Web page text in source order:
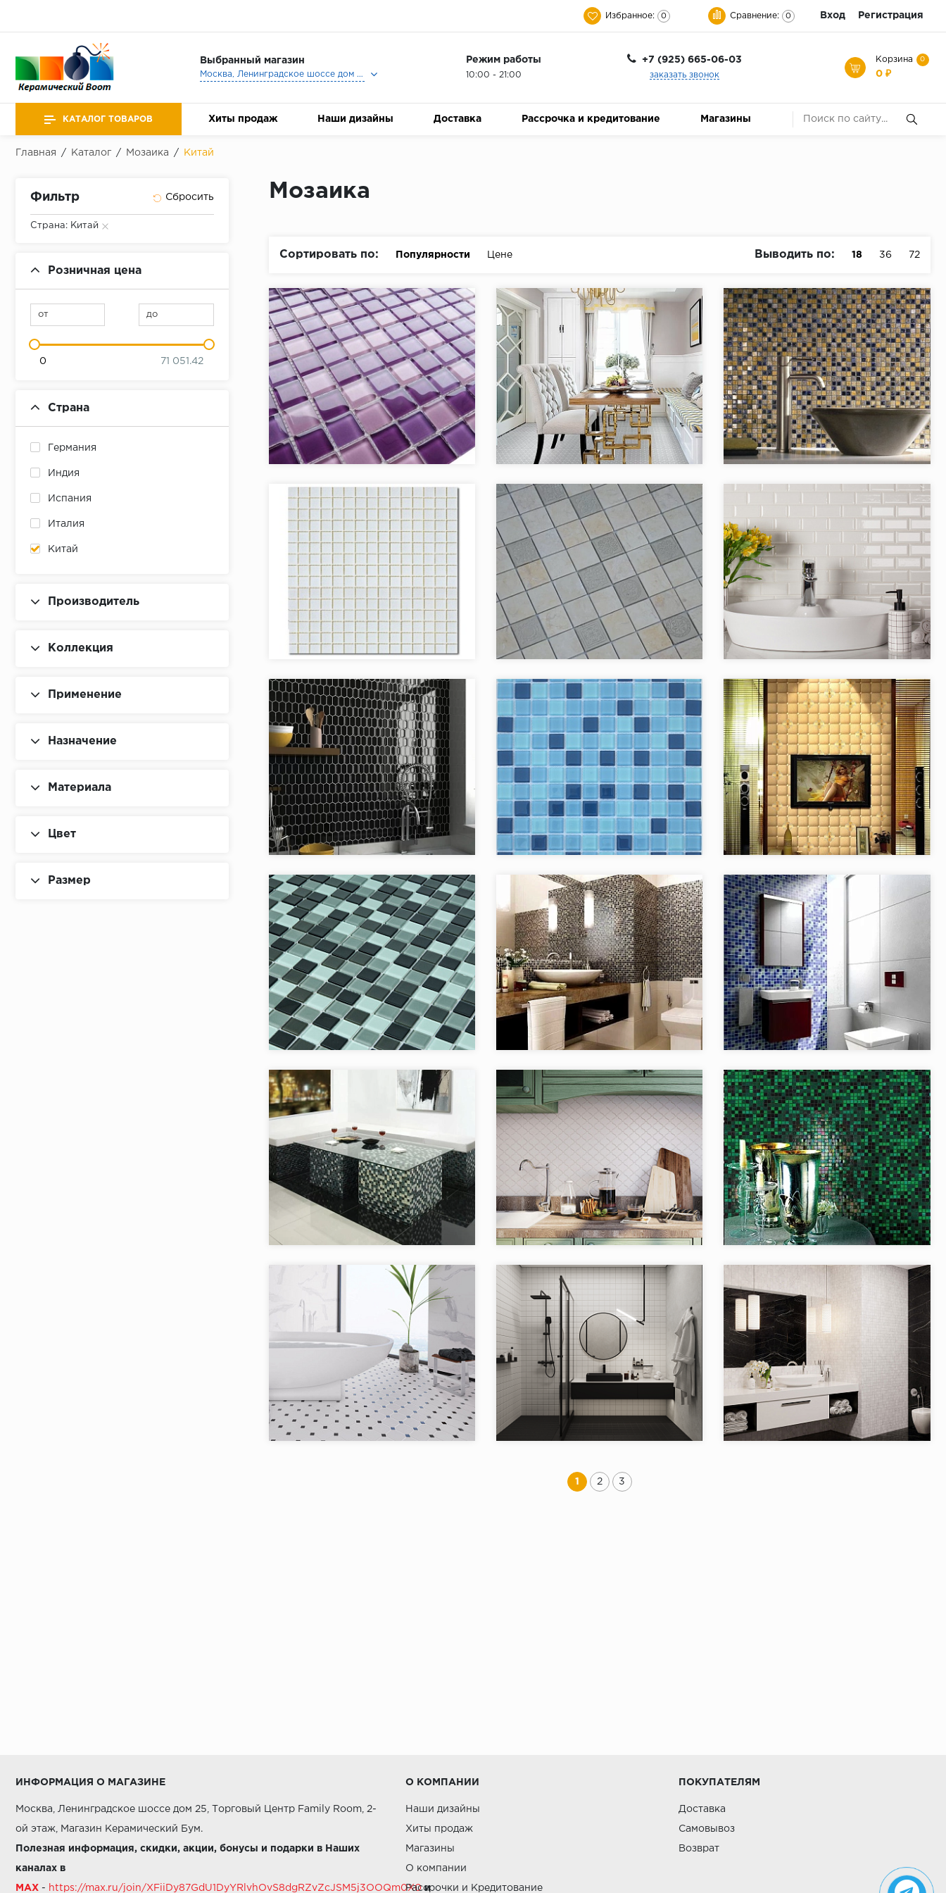
Избранное: 0 Сравнение: 0 Вход Регистрация
Выбранный магазин
Москва, Ленинградское шоссе дом 25, Торговый Центр Family Room, 2-ой этаж, Магазин Керамический Бум.
Режим работы
10:00 - 21:00
+7 (925) 665-06-03
заказать звонок
Корзина 0
0 ₽
КАТАЛОГ ТОВАРОВ Хиты продаж Наши дизайны Доставка Рассрочка и кредитование Магазины
Главная / Каталог / Мозаика / Китай
Фильтр
Страна: Китай
Розничная цена
от до
0 71 051.42
Страна
Германия
Индия
Испания
Италия
Китай
Производитель
Коллекция
Применение
Назначение
Материала
Цвет
Размер
Мозаика
Сортировать по: Популярности Цене Выводить по: 18 36 72
Коллекция: Acquarelle
Бренд: Caramelle LeeDo
Товаров в коллекции:
Коллекция: ALBION StarMosaic
Бренд: Starmosaic
Товаров в коллекции:
Коллекция: Antichita Classica
Бренд: Caramelle LeeDo
Товаров в коллекции: 4
Коллекция: Aquatica - Смеси 2x2
Бренд:
Товаров в коллекции:
Коллекция: Art Stone
Бренд: Caramelle LeeDo
Товаров в коллекции: 8
Коллекция: BRICK & METRO StarMosaic
Бренд: Starmosaic
Товаров в коллекции: 6
Коллекция: Candylike
Бренд: Caramelle LeeDo
Товаров в коллекции: 2 Товаров в коллекции: 128
Коллекция: CERAMIC series
Бренд: NS-Mosaic
Товаров в коллекции: 59
Коллекция: Crystal Glass Pixmosaic
Бренд: Pixmosaic
Товаров в коллекции:
Коллекция: CRYSTAL series
Бренд: NS-Mosaic
Товаров в коллекции: 43
Коллекция: ECONOM series
Бренд: NS-Mosaic
Товаров в коллекции: 50
EXCLUSIVE series
NS-Mosaic
71
Коллекция:
FAN & LATERN & PENNY
ROUND StarMosaic
Бренд: Starmosaic
Товаров в коллекции:
Коллекция: GOLDEN series
Бренд: NS-Mosaic
13
Коллекция:
HEX+OCTAGON+TRIANGOLO
StarMosaic
Бренд: Starmosaic
Коллекция:
HOMEWORK 10х10 см
StarMosaic
Бренд: Starmosaic
Товаров в коллекции:
Коллекция:
HOMEWORK 5х5 см
StarMosaic
Бренд: Starmosaic
1
2 3
ИНФОРМАЦИЯ О МАГАЗИНЕ
Москва, Ленинградское шоссе дом 25, Торговый Центр Family Room, 2-
ой этаж, Магазин Керамический Бум.
Полезная информация, скидки, акции, бонусы и подарки в Наших
каналах в
MAX - https://max.ru/join/XFiiDy87GdU1DyYRlvhOvS8dgRZvZcJSM5j3OOQm0X0 и
О КОМПАНИИ
Наши дизайны
Хиты продаж
Магазины
О компании
Рассрочки и Кредитование
ПОКУПАТЕЛЯМ
Доставка
Самовывоз
Возврат